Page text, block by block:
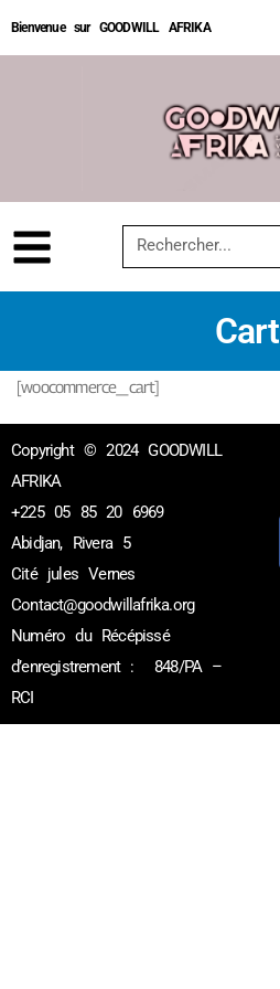
Bienvenue sur GOODWILL AFRIKA
Cart
[woocommerce_cart]
Copyright © 2024 GOODWILL
AFRIKA
+225 05 85 20 6969
Abidjan, Rivera 5
Cité jules Vernes
Contact@goodwillafrika.org
Numéro du Récépissé
d’enregistrement : 848/PA –
RCI